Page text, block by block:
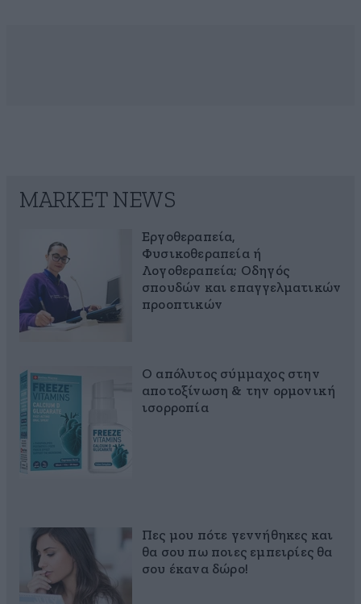
MARKET NEWS
Εργοθεραπεία,
Φυσικοθεραπεία ή
Λογοθεραπεία; Οδηγός
σπουδών και επαγγελματικών
προοπτικών
Ο απόλυτος σύμμαχος στην
αποτοξίνωση & την ορμονική
ισορροπία
Πες μου πότε γεννήθηκες και
θα σου πω ποιες εμπειρίες θα
σου έκανα δώρο!